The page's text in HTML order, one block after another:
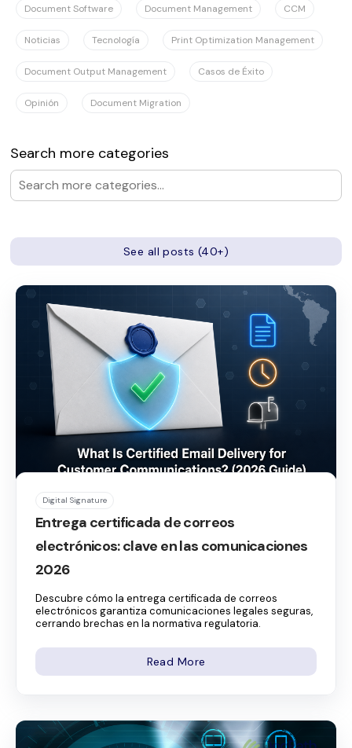
Document Software Document Management CCM
Noticias Tecnología Print Optimization Management
Document Output Management Casos de Éxito
Opinión Document Migration
Search more categories
See all posts (40+)
Digital Signature
Entrega certificada de correos
electrónicos: clave en las comunicaciones
2026
Descubre cómo la entrega certificada de correos
electrónicos garantiza comunicaciones legales seguras,
cerrando brechas en la normativa regulatoria.
Read More